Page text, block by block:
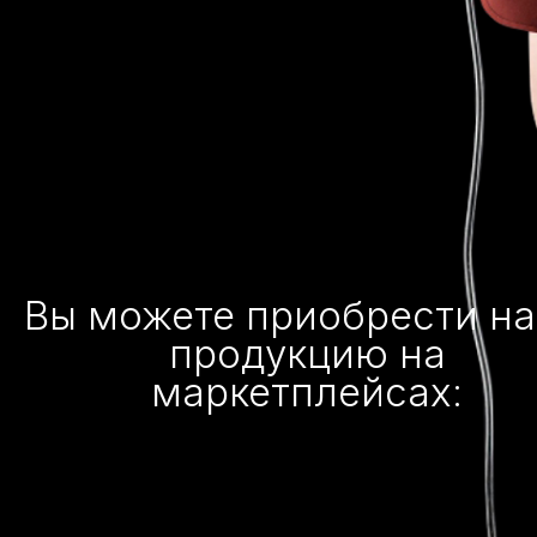
Вы можете приобрести
продукцию на
маркетплейсах: